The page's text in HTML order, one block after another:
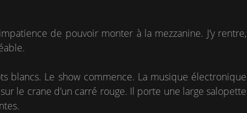
de pouvoir monter à la mezzanine. J’y rentre,
blancs. Le show commence. La musique électronique
le crane d’un carré rouge. Il porte une large salopette